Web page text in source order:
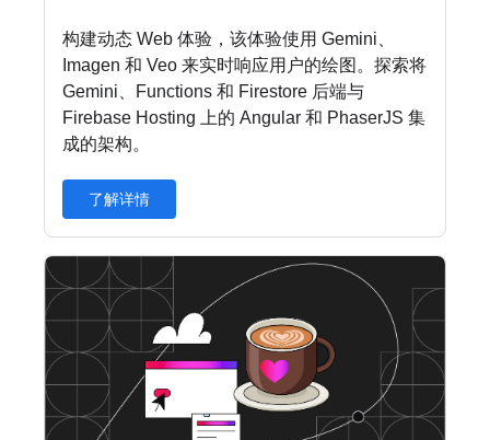
构建动态 Web 体验，该体验使用 Gemini、
Imagen 和 Veo 来实时响应用户的绘图。探索将
Gemini、Functions 和 Firestore 后端与
Firebase Hosting 上的 Angular 和 PhaserJS 集
成的架构。
了解详情